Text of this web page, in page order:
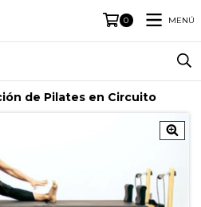
0 MENÚ
de Pilates en Circuito